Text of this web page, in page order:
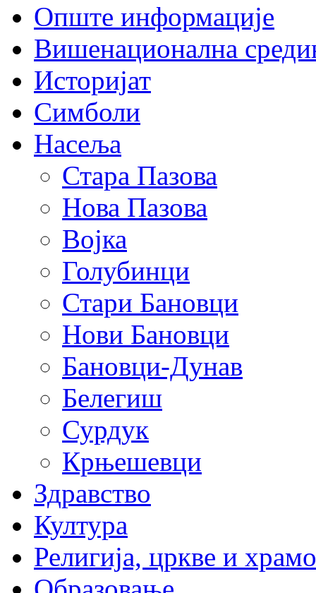
Опште информације
Вишенационална
Историјат
Симболи
Насеља
Стара Пазова
Нова Пазова
Војка
Голубинци
Стари Бановци
Нови Бановци
Бановци-Дунав
Белегиш
Сурдук
Крњешевци
Здравство
Култура
Религија, цркве и